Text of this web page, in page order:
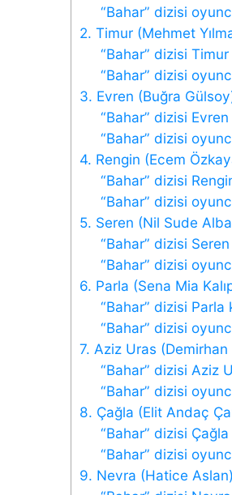
“Bahar” dizisi
2. Timur (Mehmet
“Bahar” dizisi
“Bahar” dizisi
3. Evren (Buğra
“Bahar” dizisi
“Bahar” dizisi
4. Rengin (Ecem
“Bahar” dizisi
“Bahar” dizisi
5. Seren (Nil Sude
“Bahar” dizisi
“Bahar” dizisi
6. Parla (Sena Mia
“Bahar” dizisi Parla
“Bahar” dizisi
7. Aziz Uras
“Bahar” dizisi Aziz
“Bahar” dizisi
8. Çağla (Elit Andaç
“Bahar” dizisi
“Bahar” dizisi
9. Nevra (Hatice Aslan)